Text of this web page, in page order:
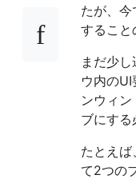
たが、
すること
まだ少
ウ内の
ンウィ
ブにする
たとえ
て2つの